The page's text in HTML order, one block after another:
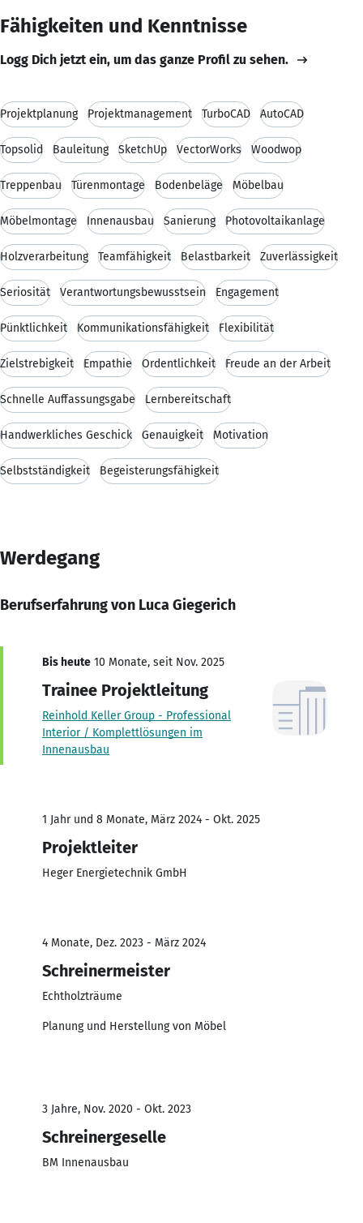
Fähigkeiten und Kenntnisse
Logg Dich jetzt ein, um das ganze Profil zu sehen.
Projektplanung Projektmanagement TurboCAD AutoCAD
Topsolid Bauleitung SketchUp VectorWorks Woodwop
Treppenbau Türenmontage Bodenbeläge Möbelbau
Möbelmontage Innenausbau Sanierung Photovoltaikanlage
Holzverarbeitung Teamfähigkeit Belastbarkeit Zuverlässigkeit
Seriosität Verantwortungsbewusstsein Engagement
Pünktlichkeit Kommunikationsfähigkeit Flexibilität
Zielstrebigkeit Empathie Ordentlichkeit Freude an der Arbeit
Schnelle Auffassungsgabe Lernbereitschaft
Handwerkliches Geschick Genauigkeit Motivation
Selbstständigkeit Begeisterungsfähigkeit
Werdegang
Berufserfahrung von Luca Giegerich
Bis heute 10 Monate, seit Nov. 2025
Trainee Projektleitung
Reinhold Keller Group - Professional
Interior / Komplettlösungen im
Innenausbau
1 Jahr und 8 Monate, März 2024 - Okt. 2025
Projektleiter
Heger Energietechnik GmbH
4 Monate, Dez. 2023 - März 2024
Schreinermeister
Echtholzträume
Planung und Herstellung von Möbel
3 Jahre, Nov. 2020 - Okt. 2023
Schreinergeselle
BM Innenausbau